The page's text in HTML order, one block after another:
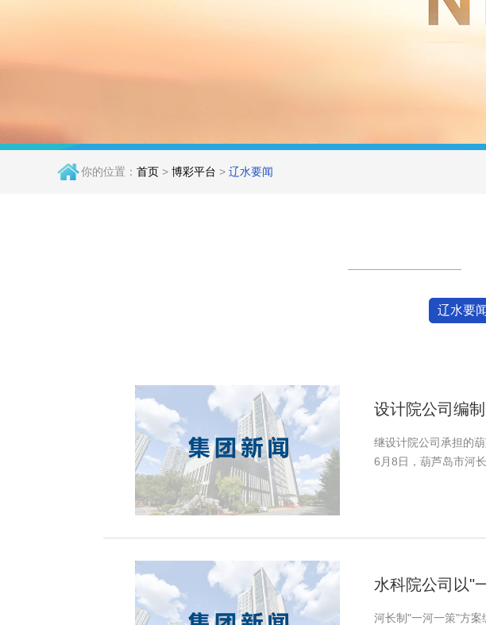
你的位置： 首页 > 博彩平台 > 辽水要闻
辽水要闻
继设计院公司承担的
6月8日，葫芦岛市河
河长制"一河一策"方